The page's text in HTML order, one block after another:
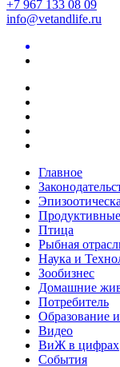
+7 967 133 08 09
info@vetandlife.ru
Главное
Птица
Рыбная
Наука и
Зообизнес
Домашние
Потребитель
Образование и
Видео
ВиЖ в цифрах
События